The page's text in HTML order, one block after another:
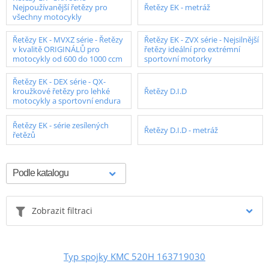
Nejpoužívanější řetězy pro
všechny motocykly
Řetězy EK - metráž
Řetězy EK - MVXZ série - Řetězy
v kvalitě ORIGINÁLŮ pro
motocykly od 600 do 1000 ccm
Řetězy EK - ZVX série - Nejsilnější
řetězy ideální pro extrémní
sportovní motorky
Řetězy EK - DEX série - QX-
kroužkové řetězy pro lehké
motocykly a sportovní endura
Řetězy D.I.D
Řetězy EK - série zesílených
řetězů
Řetězy D.I.D - metráž
Zobrazit filtraci
Typ spojky KMC 520H 163719030